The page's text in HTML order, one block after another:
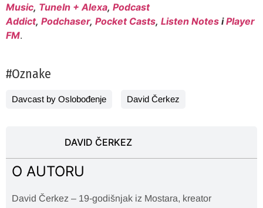
Music, TuneIn + Alexa, Podcast
Addict, Podchaser, Pocket Casts, Listen Notes iPlayer
FM.
#Oznake
Davcast by Oslobođenje David Čerkez
DAVID ČERKEZ
O AUTORU
David Čerkez – 19-godišnjak iz Mostara, kreator